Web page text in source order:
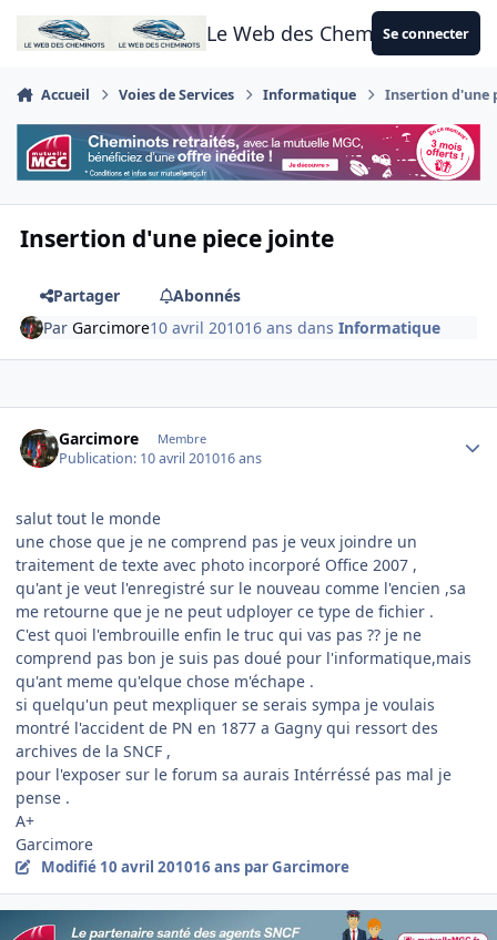
Aller au contenu
Le Web des CheminotsSe connecter
Accueil Voies de Services Informatique Insertion d'une
Insertion d'une piece jointe
Partager
Abonnés
ParGarcimore10 avril 201016 ans dansInformatique
Garcimore Membre
Publication: 10 avril 201016 ans
salut tout le monde
une chose que je ne comprend pas je veux joindre un
traitement de texte avec photo incorporé Office 2007 ,
qu'ant je veut l'enregistré sur le nouveau comme l'encien ,sa
me retourne que je ne peut udployer ce type de fichier .
C'est quoi l'embrouille enfin le truc qui vas pas ?? je ne
comprend pas bon je suis pas doué pour l'informatique,mais
qu'ant meme qu'elque chose m'échape .
si quelqu'un peut mexpliquer se serais sympa je voulais
montré l'accident de PN en 1877 a Gagny qui ressort des
archives de la SNCF ,
pour l'exposer sur le forum sa aurais Intérréssé pas mal je
pense .
A+
Garcimore
Modifié 10 avril 201016 ans par Garcimore